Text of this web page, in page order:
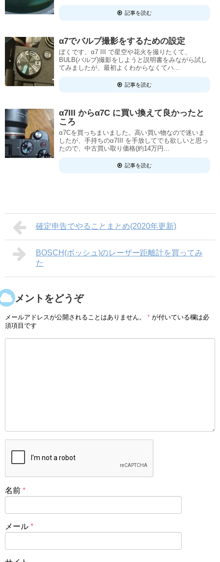
記事を読む
α7でバルブ撮影をするための設定
ぼくです、α7 III で星空や花火を撮りたくて、
BULB(バルブ)撮影をしようと説明書をみながら試し
てみましたが、最初よくわからなくてハ...
記事を読む
α7III からα7C に買い換えて良かったと
ころ
α7Cを買っちまいました。高い買い物なので迷いま
したが、手持ちのα7III を手放してでも欲しいと思っ
たので、中古買い取り価格(約14万円...
記事を読む
確定申告でやることまとめ(2020年更新)
BOSCH(ボッシュ)のレーザー距離計を買ってみ
た
コメントをどうぞ
メールアドレスが公開されることはありません。 * が付いている欄は必
須項目です
名前 *
メール *